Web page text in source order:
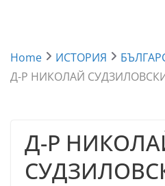
Home ИСТОРИЯ
Д-Р НИКОЛАЙ
Д-Р